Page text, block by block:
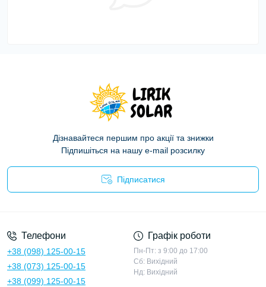
Дізнавайтеся першим про акції та знижки
Підпишіться на нашу e-mail розсилку
Підписатися
Телефони
+38 (098) 125-00-15
+38 (073) 125-00-15
+38 (099) 125-00-15
Графік роботи
Пн-Пт: з 9:00 до 17:00
Сб: Вихідний
Нд: Вихідний